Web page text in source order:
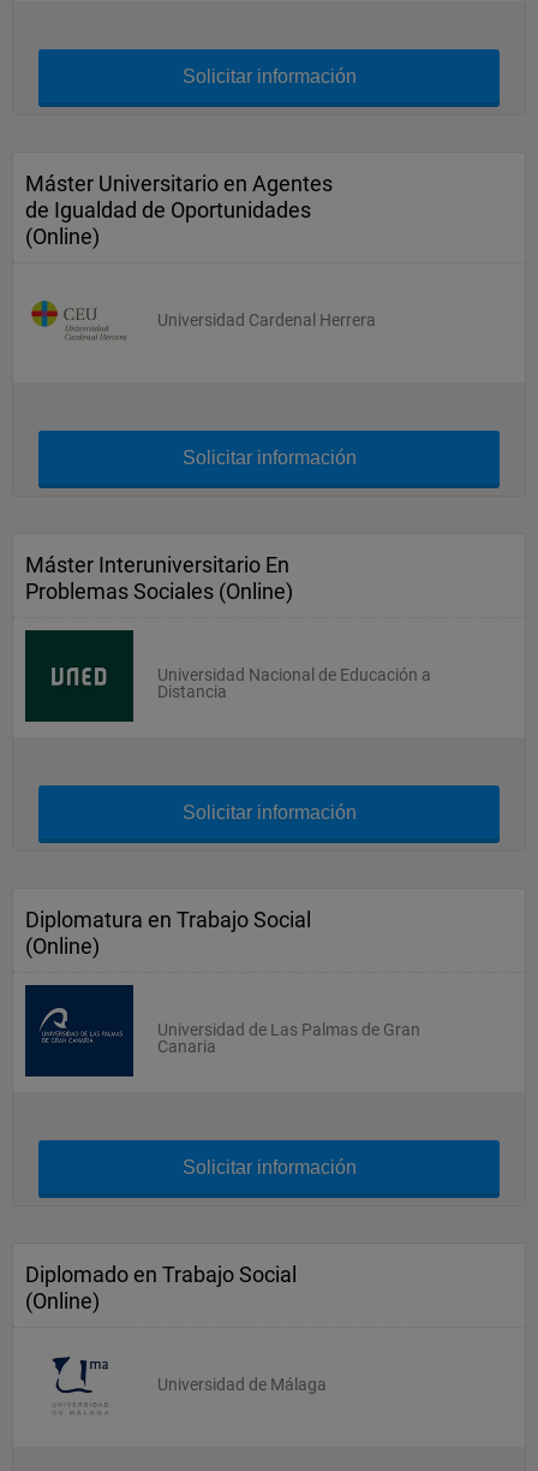
Solicitar información
Máster Universitario en Agentes
de Igualdad de Oportunidades
(Online)
Universidad Cardenal Herrera
Solicitar información
Máster Interuniversitario En
Problemas Sociales (Online)
Universidad Nacional de Educación a
Distancia
Solicitar información
Diplomatura en Trabajo Social
(Online)
Universidad de Las Palmas de Gran
Canaria
Solicitar información
Diplomado en Trabajo Social
(Online)
Universidad de Málaga